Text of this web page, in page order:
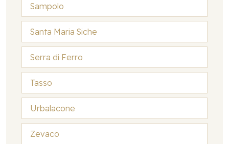
Sampolo
Santa Maria Siche
Serra di Ferro
Tasso
Urbalacone
Zevaco